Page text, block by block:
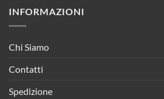
INFORMAZIONI
Chi Siamo
Contatti
Spedizione